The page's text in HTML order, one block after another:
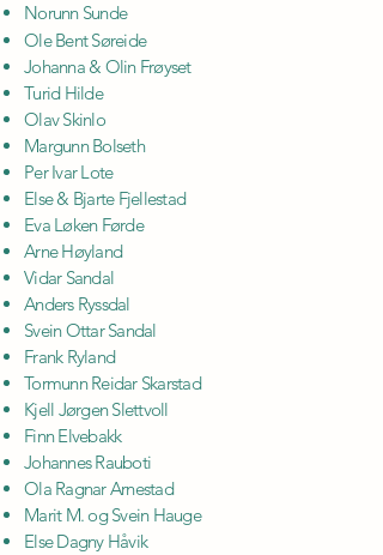
Norunn Sunde
Ole Bent Søreide
Johanna & Olin Frøyset
Turid Hilde
Olav Skinlo
Margunn Bolseth
Per Ivar Lote
Else & Bjarte Fjellestad
Eva Løken Førde
Arne Høyland
Vidar Sandal
Anders Ryssdal
Svein Ottar Sandal
Frank Ryland
Tormunn Reidar Skarstad
Kjell Jørgen Slettvoll
Finn Elvebakk
Johannes Rauboti
Ola Ragnar Arnestad
Marit M. og Svein Hauge
Else Dagny Håvik